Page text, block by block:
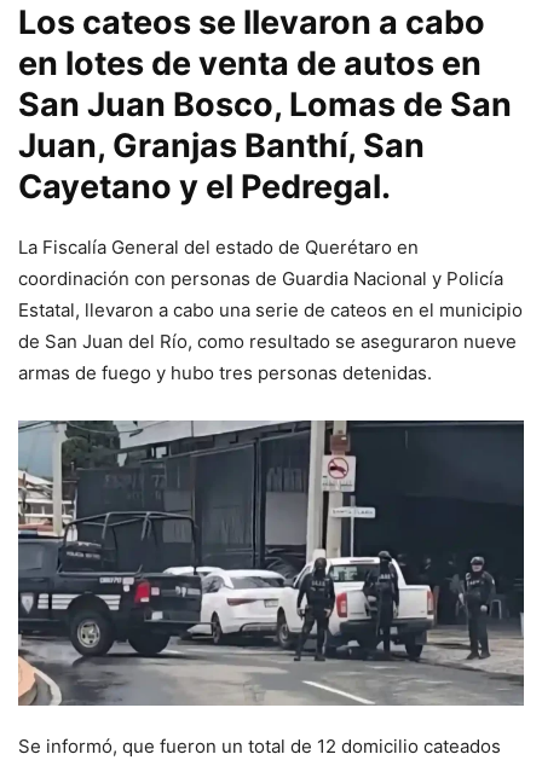
Los cateos se llevaron a cabo
en lotes de venta de autos en
San Juan Bosco, Lomas de San
Juan, Granjas Banthí, San
Cayetano y el Pedregal.
La Fiscalía General del estado de Querétaro en
coordinación con personas de Guardia Nacional y Policía
Estatal, llevaron a cabo una serie de cateos en el municipio
de San Juan del Río, como resultado se aseguraron nueve
armas de fuego y hubo tres personas detenidas.
Se informó, que fueron un total de 12 domicilio cateados